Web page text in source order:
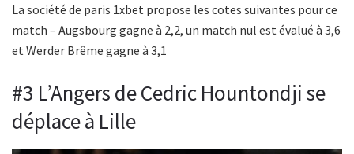
La société de paris 1xbet propose les cotes suivantes pour ce
match – Augsbourg gagne à 2,2, un match nul est évalué à 3,6
et Werder Brême gagne à 3,1
#3 L’Angers de Cedric Hountondji se
déplace à Lille